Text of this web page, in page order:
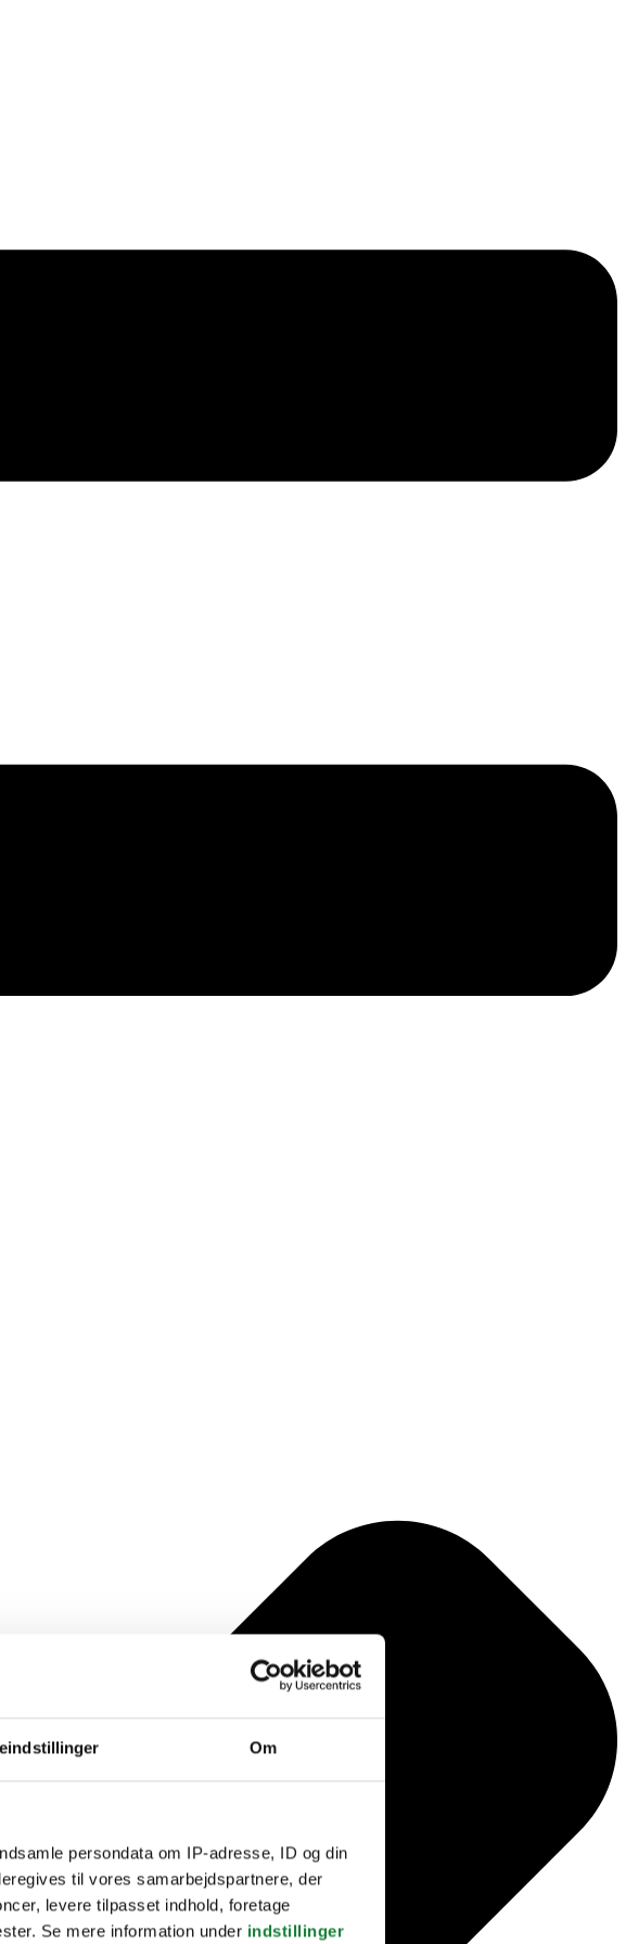
Om
persondata om IP-adresse, ID og din
til vores samarbejdspartnere, der
levere tilpasset indhold, foretage
Se mere information under indstillinger